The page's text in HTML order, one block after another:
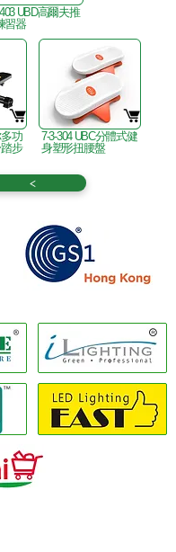
UBD高爾夫推
習器
多功
步
7-3-304 UBC分體式健
身塑形扭腰盤
<